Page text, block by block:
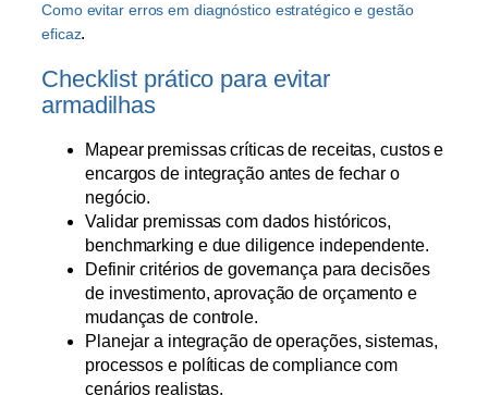
Como evitar erros em diagnóstico estratégico e gestão
eficaz.
Checklist prático para evitar
armadilhas
Mapear premissas críticas de receitas, custos e
encargos de integração antes de fechar o
negócio.
Validar premissas com dados históricos,
benchmarking e due diligence independente.
Definir critérios de governança para decisões
de investimento, aprovação de orçamento e
mudanças de controle.
Planejar a integração de operações, sistemas,
processos e políticas de compliance com
cenários realistas.